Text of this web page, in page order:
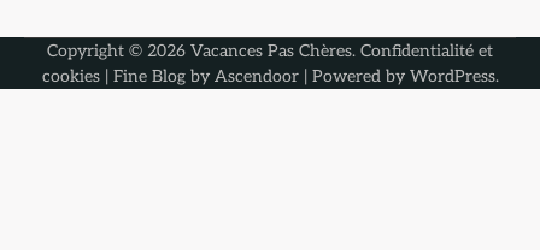
Copyright © 2026 Vacances Pas Chères. Confidentialité et
cookies| Fine Blog by Ascendoor| Powered by WordPress.